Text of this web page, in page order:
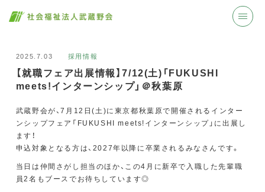
2025.7.03 採用情報
【就職フェア出展情報】7/12(土)「FUKUSHI
meets!インターンシップ」＠秋葉原
武蔵野会が、7月12日(土)に東京都秋葉原で開催されるインター
ンシップフェア「FUKUSHI meets!インターンシップ」に出展し
ます！
申込対象となる方は、2027年以降に卒業されるみなさんです。
当日は仲間さがし担当のほか、この4月に新卒で入職した先輩職
員2名もブースでお待ちしています◎